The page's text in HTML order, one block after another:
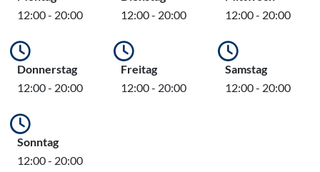
12:00 - 20:00
12:00 - 20:00
12:00 - 20:00
Donnerstag
12:00 - 20:00
Freitag
12:00 - 20:00
Samstag
12:00 - 20:00
Sonntag
12:00 - 20:00